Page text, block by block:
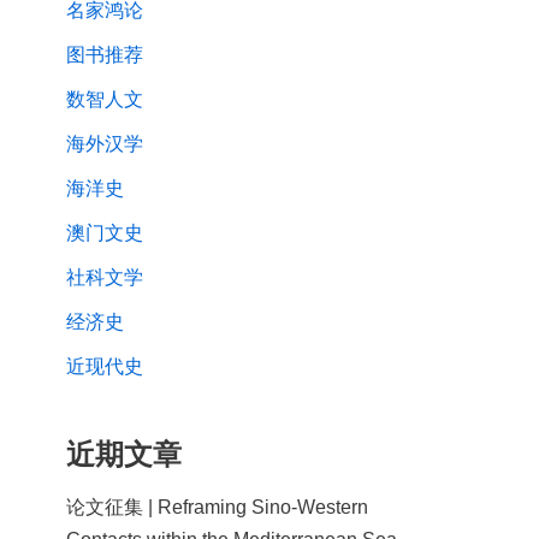
名家鸿论
图书推荐
数智人文
海外汉学
海洋史
澳门文史
社科文学
经济史
近现代史
近期文章
论文征集 | Reframing Sino-Western